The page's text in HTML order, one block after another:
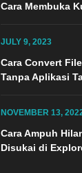
Cara Membuka
JULY 9, 2023
Cara Convert
Tanpa Aplikasi
NOVEMBER 13,
Cara Ampuh
Disukai di